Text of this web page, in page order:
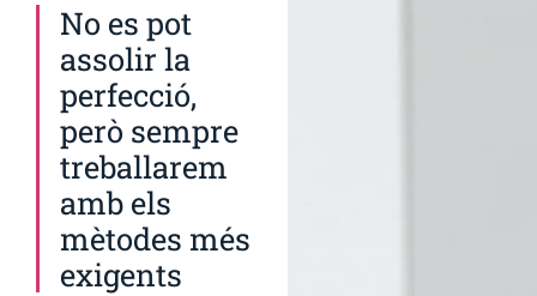
No es pot
assolir la
perfecció,
però sempre
treballarem
amb els
mètodes més
exigents